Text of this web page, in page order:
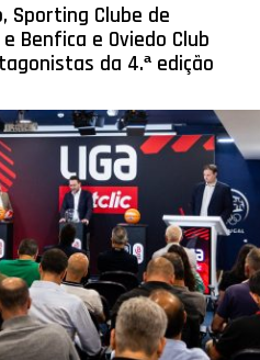
Sporting Clube de
Benfica e Oviedo Club
da 4.ª edição